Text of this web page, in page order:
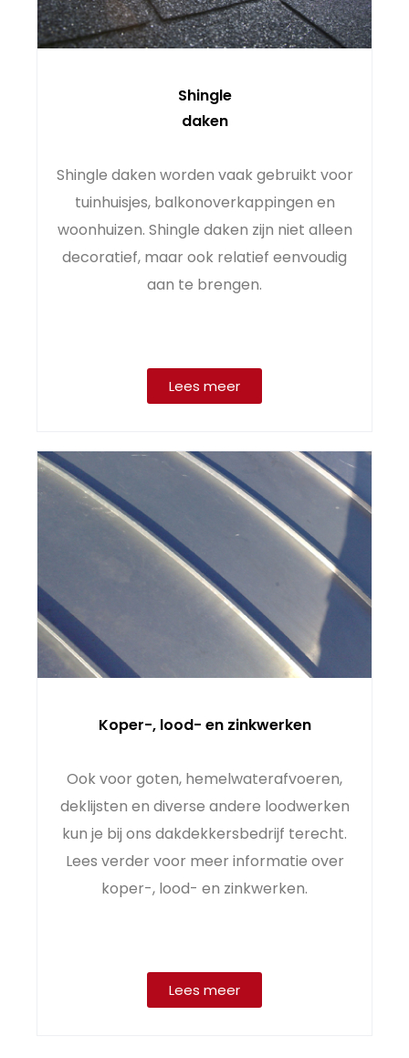
Shingle
daken
Shingle daken worden vaak gebruikt voor
tuinhuisjes, balkonoverkappingen en
woonhuizen. Shingle daken zijn niet alleen
decoratief, maar ook relatief eenvoudig
aan te brengen.
Lees meer
Koper-, lood- en zinkwerken
Ook voor goten, hemelwaterafvoeren,
deklijsten en diverse andere loodwerken
kun je bij ons dakdekkersbedrijf terecht.
Lees verder voor meer informatie over
koper-, lood- en zinkwerken.
Lees meer